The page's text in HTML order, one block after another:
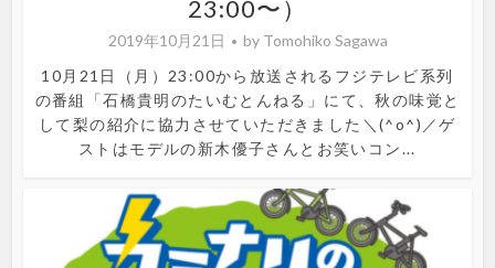
23:00〜）
2019年10月21日 by Tomohiko Sagawa
10月21日（月）23:00から放送されるフジテレビ系列
の番組「石橋貴明のたいむとんねる」にて、秋の味覚と
して梨の紹介に協力させていただきました＼(^o^)／ゲ
ストはモデルの新木優子さんとお笑いコン...